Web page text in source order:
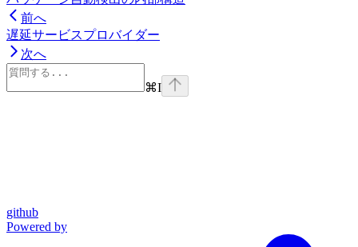
前へ
遅延サービスプロバイダー
次へ
⌘I
github
Powered by